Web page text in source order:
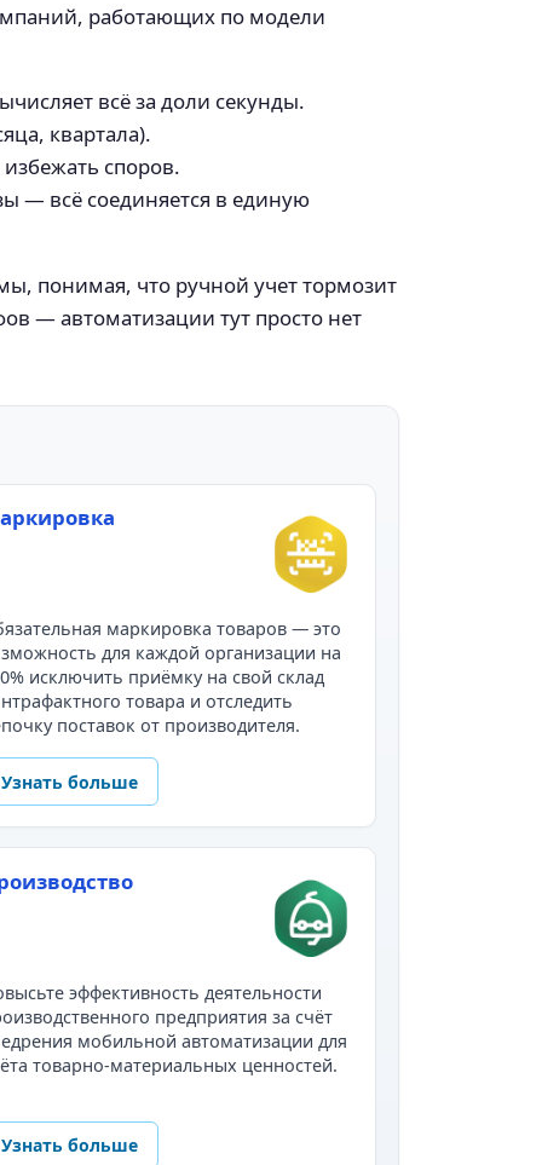
работающих по модели
всё за доли секунды.
квартала).
споров.
— всё соединяется в единую
понимая, что ручной учет тормозит
— автоматизации тут просто нет
маркировка товаров — это
для каждой организации на
исключить приёмку на свой склад
товара и отследить
поставок от производителя.
Узнать больше
эффективность деятельности
предприятия за счёт
мобильной автоматизации для
товарно-материальных ценностей.
Узнать больше